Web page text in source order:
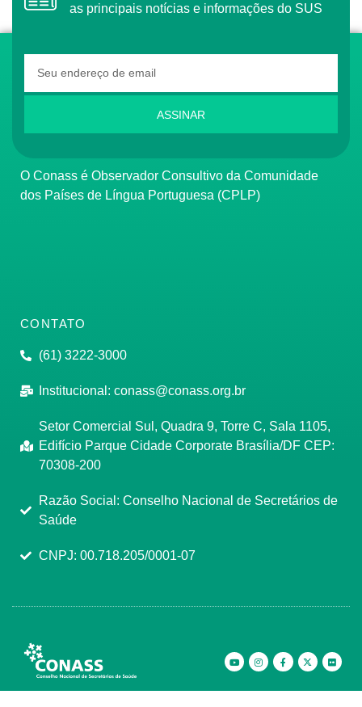
as principais notícias e informações do SUS
ASSINAR
O Conass é Observador Consultivo da Comunidade
dos Países de Língua Portuguesa (CPLP)
CONTATO
(61) 3222-3000
Institucional: conass@conass.org.br
Setor Comercial Sul, Quadra 9, Torre C, Sala 1105,
Edifício Parque Cidade Corporate Brasília/DF CEP:
70308-200
Razão Social: Conselho Nacional de Secretários de
Saúde
CNPJ: 00.718.205/0001-07